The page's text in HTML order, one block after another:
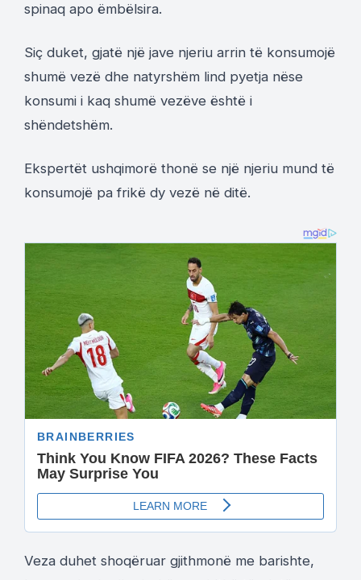
spinaq apo ëmbëlsira.
Siç duket, gjatë një jave njeriu arrin të konsumojë
shumë vezë dhe natyrshëm lind pyetja nëse
konsumi i kaq shumë vezëve është i
shëndetshëm.
Ekspertët ushqimorë thonë se një njeriu mund të
konsumojë pa frikë dy vezë në ditë.
Veza duhet shoqëruar gjithmonë me barishte,